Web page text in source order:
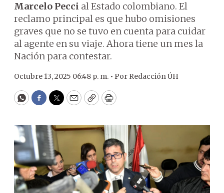
Marcelo Pecci al Estado colombiano. El
reclamo principal es que hubo omisiones
graves que no se tuvo en cuenta para cuidar
al agente en su viaje. Ahora tiene un mes la
Nación para contestar.
Octubre 13, 2025 06:48 p. m. • Por Redacción ÚH
WhatsApp
Facebook
Twitter
EmailCopyPrint